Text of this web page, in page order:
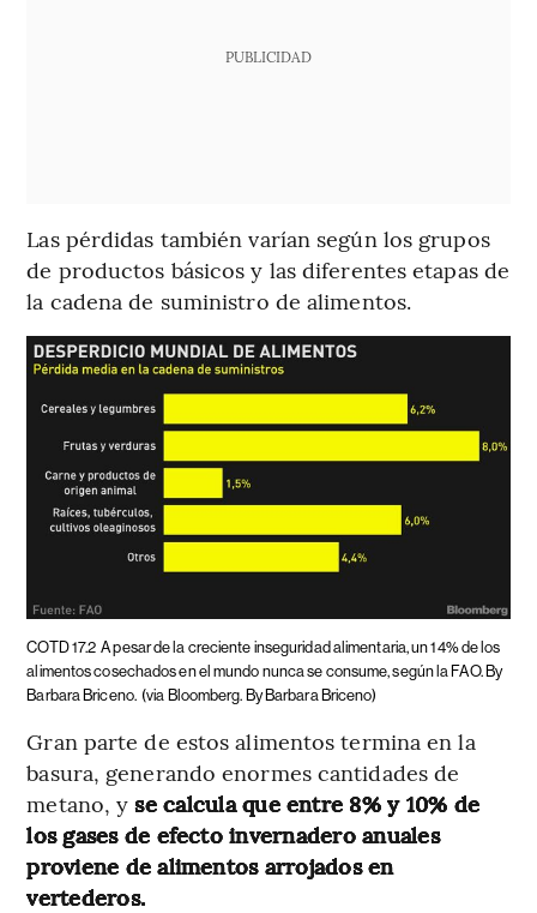
PUBLICIDAD
Las pérdidas también varían según los grupos
de productos básicos y las diferentes etapas de
la cadena de suministro de alimentos.
COTD 17.2 A pesar de la creciente inseguridad alimentaria, un 14% de los
alimentos cosechados en el mundo nunca se consume, según la FAO. By
Barbara Briceno. (via Bloomberg. By Barbara Briceno)
Gran parte de estos alimentos termina en la
basura, generando enormes cantidades de
metano, yse calcula que entre 8% y 10% de
los gases de efecto invernadero anuales
proviene de alimentos arrojados en
vertederos.